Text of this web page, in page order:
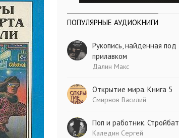
ПОПУЛЯРНЫЕ АУДИОКНИГИ
Рукопись, найденная под
прилавком
Далин Макс
Открытие мира. Книга 5
Смирнов Василий
Поп и работник. Стройбат
Каледин Сергей